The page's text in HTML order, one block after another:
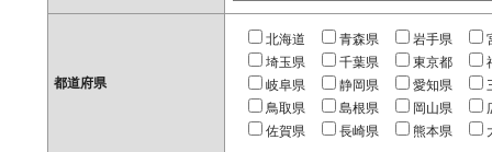
都道府県
北海道 青森県 岩手県
埼玉県
千葉県 東京都
岐阜県
静岡県 愛知県
鳥取県
島根県 岡山県
佐賀県
長崎県 熊本県